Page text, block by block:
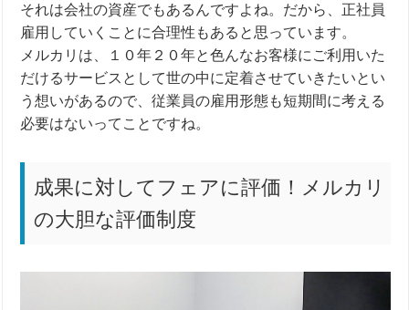
それは会社の資産でもあるんですよね。だから、正社員
雇用していくことに合理性もあると思っています。
メルカリは、１０年２０年と色んなお客様にご利用いた
だけるサービスとして世の中に定着させていきたいとい
う想いがあるので、従業員の雇用形態も短期間に考える
必要はないってことですね。
成果に対してフェアに評価！メルカリ
の大胆な評価制度